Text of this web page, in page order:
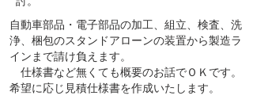
​自動車部品・電子部品の加工、組立、検査、洗
浄、梱包のスタンドアローンの装置から製造ラ
インまで請け負えます。
​ 仕様書など無くても概要のお話でＯＫです。
希望に応じ見積仕様書を作成いたします。